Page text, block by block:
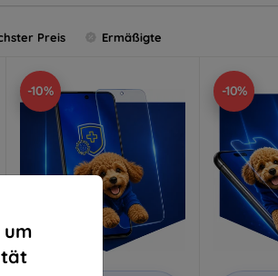
um
Preis Ermäßigte
-10% -10%